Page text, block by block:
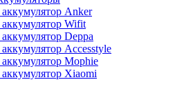
Anker
Wifit
Deppa
Accesstyle
Mophie
Xiaomi